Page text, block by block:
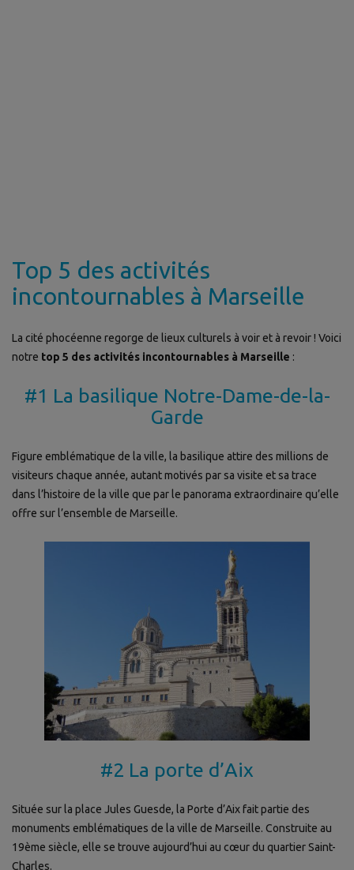
Top 5 des activités
incontournables à Marseille
La cité phocéenne regorge de lieux culturels à voir et à revoir ! Voici
notre top 5 des activités incontournables à Marseille :
#1 La basilique Notre-Dame-de-la-
Garde
Figure emblématique de la ville, la basilique attire des millions de
visiteurs chaque année, autant motivés par sa visite et sa trace
dans l’histoire de la ville que par le panorama extraordinaire qu’elle
offre sur l’ensemble de Marseille.
#2 La porte d’Aix
Située sur la place Jules Guesde, la Porte d’Aix fait partie des
monuments emblématiques de la ville de Marseille. Construite au
19ème siècle, elle se trouve aujourd’hui au cœur du quartier Saint-
Charles.